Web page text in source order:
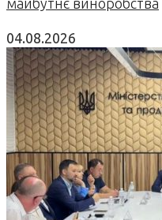
04.08.2026